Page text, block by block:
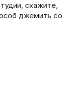
скажите,
джемить со